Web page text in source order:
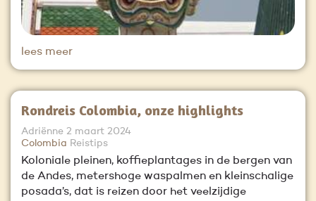
lees meer
Rondreis Colombia, onze highlights
Adriënne 2 maart 2024
Colombia Reistips
Koloniale pleinen, koffieplantages in de bergen van
de Andes, metershoge waspalmen en kleinschalige
posada’s, dat is reizen door het veelzijdige